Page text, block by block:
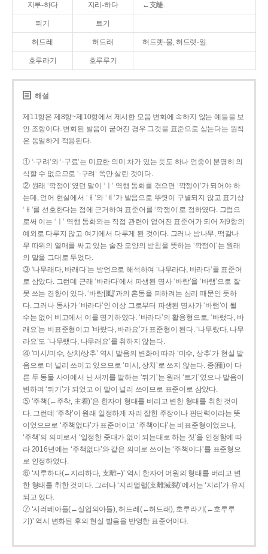
지루-하다 지리-하다 ←支離.
튀기 트기
허드레 허드래 허드렛-물, 허드렛-일.
호루라기 호루루기
해설
제11항은 제8항~제10항에서 제시한 모음 변화에 속하지 않는 예들을 보
인 조항이다. 변화된 발음이 굳어진 경우 그것을 표준으로 삼는다는 원칙
은 동일하게 적용된다.
① ‘-구려’와 ‘-구료’는 미묘한 의미 차가 있는 듯도 하나 언중이 분명히 의
식할 수 없으므로 ‘-구려’ 쪽만 살린 것이다.
② 원래 ‘깍정이’였던 말이 ‘ㅣ’ 역행 동화를 겪으면 ‘깍젱이’가 되어야 하
는데, 언어 현실에서 ‘ㅐ’와 ‘ㅔ’가 발음으로 뚜렷이 구별되지 않고 표기상
‘ㅐ’를 선호한다는 점에 근거하여 표준어를 ‘깍쟁이’로 정하였다. 그럼으
로써 이는 ‘ㅣ’ 역행 동화와는 직접 관련이 없어진 표준어가 되어 제9항의
예외로 다루지 않고 여기에서 다루게 된 것이다. 그러나 밤나무, 떡갈나
무 따위의 열매를 싸고 있는 술잔 모양의 받침을 뜻하는 ‘깍정이’는 원래
의 말을 그대로 두었다.
③ ‘나무래다, 바래다’는 방언으로 해석하여 ‘나무라다, 바라다’를 표준어
로 삼았다. 그런데 근래 ‘바라다’에서 파생된 명사 ‘바람’을 ‘바램’으로 잘
못 쓰는 경향이 있다. ‘바람[風]’과의 혼동을 피하려는 심리 때문인 듯하
다. 그러나 동사가 ‘바라다’인 이상 그로부터 파생된 명사가 ‘바램’이 될
수는 없어 비고에서 이를 명기하였다. ‘바라다’의 활용형으로, ‘바랬다, 바
래요’는 비표준형이고 ‘바랐다, 바라요’가 표준형이 된다. ‘나무랐다, 나무
라요’도 ‘나무랬다, 나무래요’를 취하지 않는다.
④ ‘미시/미수, 상치/상추’ 역시 발음의 변화에 따라 ‘미수, 상추’가 현실 발
음으로 더 널리 쓰이고 있으므로 ‘미시, 상치’로 쓰지 않는다. 종(種)이 다
른 두 동물 사이에서 난 새끼를 말하는 ‘튀기’는 원래 ‘트기’였으나 발음이
변하여 ‘튀기’가 되었고 이 말이 널리 쓰이므로 표준어로 삼았다.
⑤ ‘주책(←주착, 主着)’은 한자어 형태를 버리고 변한 형태를 취한 것이
다. 그런데 ‘주착’이 원래 일정하게 자리 잡힌 주장이나 판단력이라는 뜻
이었으므로 ‘주책없다’가 표준어이고 ‘주책이다’는 비표준형이었으나,
‘주책’의 의미로서 ‘일정한 줏대가 없이 되는대로 하는 짓’을 인정함에 따
라 2016년에는 ‘주책없다’와 같은 의미로 쓰이는 ‘주책이다’를 표준형으
로 인정하였다.
⑥ ‘지루하다(←지리하다, 支離--)’ 역시 한자어 어원의 형태를 버리고 변
한 형태를 취한 것이다. 그러나 ‘지리멸렬(支離滅裂)’에서는 ‘지리’가 유지
되고 있다.
⑦ ‘시러베아들(←실업의아들), 허드레(←허드래), 호루라기(←호루루
기)’ 역시 변화된 후의 현실 발음을 반영한 표준어이다.